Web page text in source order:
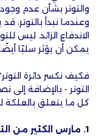
والتوتر بشأن عدم
وعندما نبدأ
الاندفاع الزائد. ليس
يمكن أن يؤثر سلبًا
فكيف نكسر دائرة
التوتر - بالإضافة
كل ما يتعلق بالعلكة
1. مارس الكثير من التمارين الرياضية